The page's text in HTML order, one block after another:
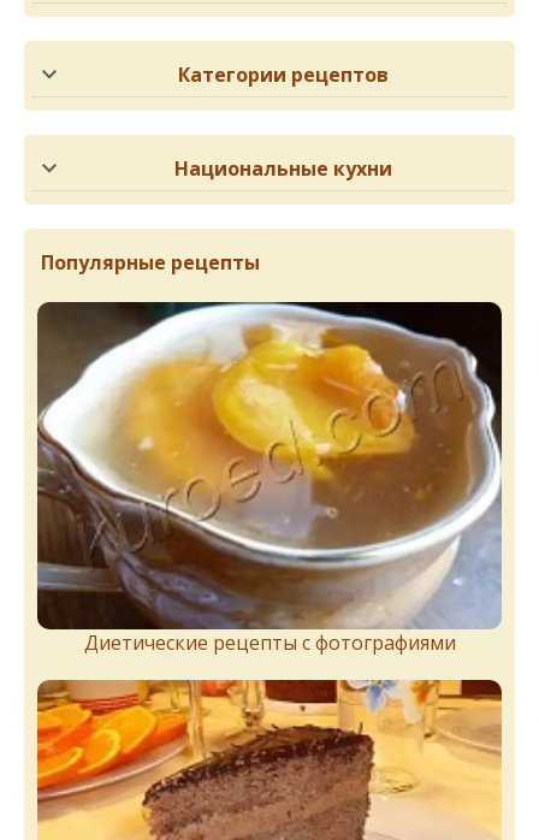
Категории рецептов
Национальные кухни
Популярные рецепты
Диетические рецепты с фотографиями